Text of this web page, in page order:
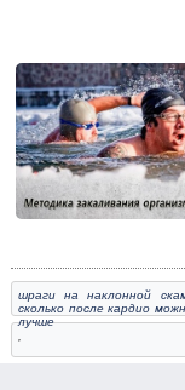
шраги на наклонной
сколько после кардио
лучше